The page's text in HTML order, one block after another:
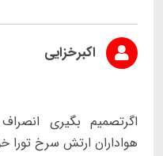
اکبرخزایی
اگرتصمیم بگیری
هواداران ارتش سرخ تورا